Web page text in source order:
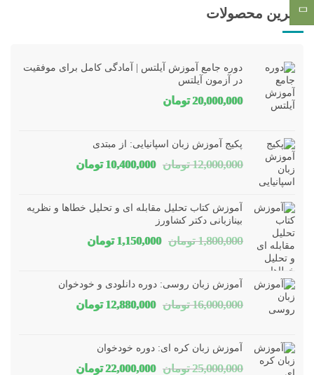
بهترین محصولات
دوره جامع آموزش آیلتس | آمادگی کامل برای موفقیت
در آزمون آیلتس
20,000,000 تومان
پکیج آموزش زبان اسپانیایی: از مبتدی
12,000,000 تومان قیمت
بود.
10,400,000 تومانقیمت
است.
آموزش کتاب تحلیل مقابله ای و تحلیل خطاها و نظریه
بینازبانی دکتر کشاورز
1,800,000 تومان قیمت
بود.
1,150,000 تومانقیمت
است.
آموزش زبان روسی: دوره دانلودی و خودخوان
16,000,000 تومان قیمت
بود.
12,880,000 تومانقیمت
آموزش زبان کره ای: دوره خودخوان
25,000,000 تومان قیمت
22,000,000 تومانقیمت